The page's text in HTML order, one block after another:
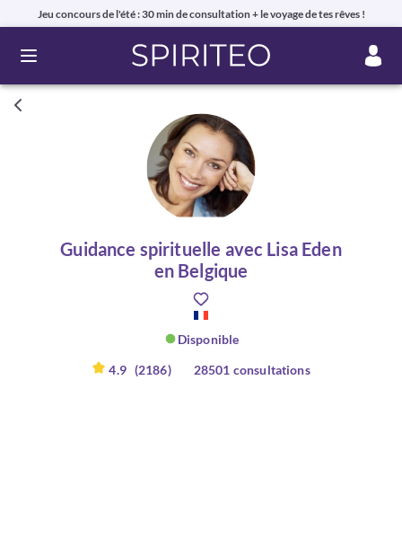
Jeu concours de l'été : 30 min de consultation + le voyage de tes rêves !
Ouvrir le menu
Guidance spirituelle avec Lisa Eden
en Belgique
Disponible
4.9 (2186) 28501 consultations